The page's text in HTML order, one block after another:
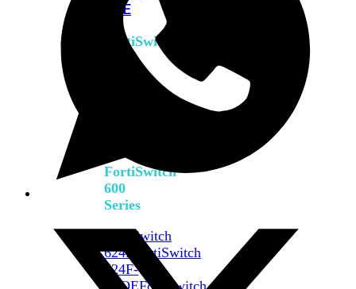
POE
FortiSwitch
FortiSwitch
600
Series
FortiSwitch
624F
FortiSwitch
624F-
FPOEFortiSwitch